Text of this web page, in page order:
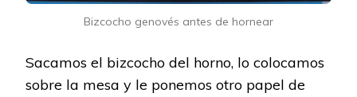
Bizcocho genovés antes de hornear
Sacamos el bizcocho del horno, lo colocamos
sobre la mesa y le ponemos otro papel de